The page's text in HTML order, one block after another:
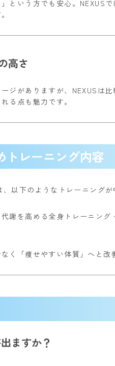
という方でも安心。 NEXUS
高さ
ジがありますが、NEXUSは比
る点も魅力です。
トレーニング内容
以下のようなトレーニングが
代謝を高める全身トレーニング
く「痩せやすい体質」へと改
ますか？